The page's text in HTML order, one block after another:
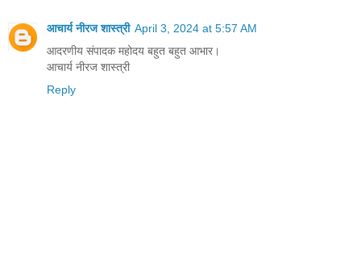
आचार्य नीरज शास्त्री April 3, 2024 at 5:57 AM
आदरणीय संपादक महोदय बहुत बहुत आभार।
आचार्य नीरज शास्त्री
Reply